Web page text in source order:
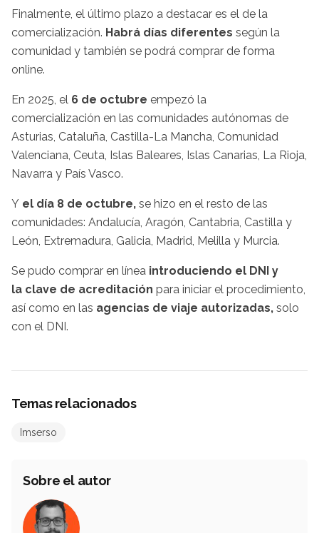
Finalmente, el último plazo a destacar es el de la
comercialización. Habrá días diferentes según la
comunidad y también se podrá comprar de forma
online.
En 2025, el 6 de octubre empezó la
comercialización en las comunidades autónomas de
Asturias, Cataluña, Castilla-La Mancha, Comunidad
Valenciana, Ceuta, Islas Baleares, Islas Canarias, La Rioja,
Navarra y País Vasco.
Y el día 8 de octubre, se hizo en el resto de las
comunidades: Andalucía, Aragón, Cantabria, Castilla y
León, Extremadura, Galicia, Madrid, Melilla y Murcia.
Se pudo comprar en línea introduciendo el DNI y
la clave de acreditación para iniciar el procedimiento,
así como en las agencias de viaje autorizadas, solo
con el DNI.
Temas relacionados
Imserso
Sobre el autor